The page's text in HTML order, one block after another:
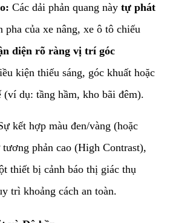
Các dải phản quang này tự phát
pha của xe nâng, xe ô tô chiếu
diện rõ ràng vị trí góc
kiện thiếu sáng, góc khuất hoặc
(ví dụ: tầng hầm, kho bãi đêm).
kết hợp màu đen/vàng (hoặc
phản cao (High Contrast),
thiết bị cảnh báo thị giác thụ
trì khoảng cách an toàn.